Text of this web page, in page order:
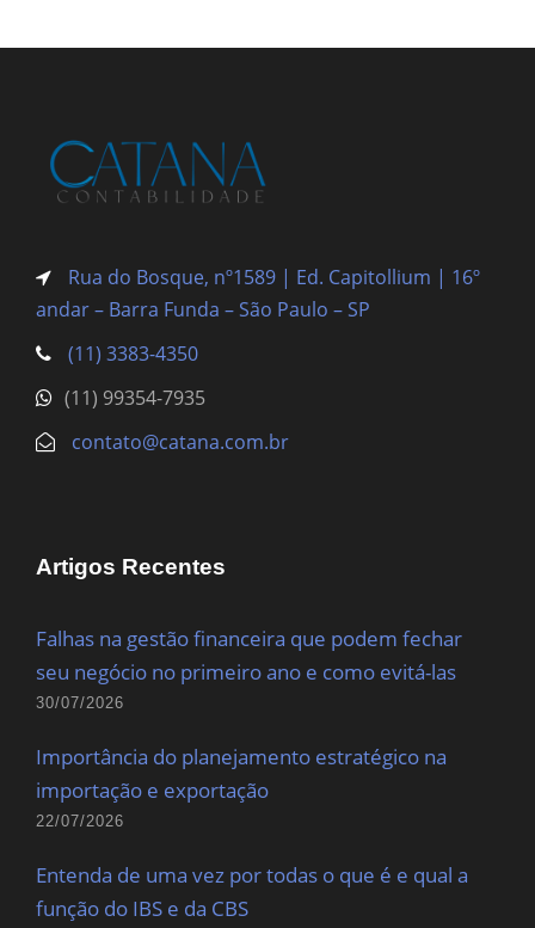
Rua do Bosque, nº1589 | Ed. Capitollium | 16º
andar – Barra Funda – São Paulo – SP
(11) 3383-4350
(11) 99354-7935
contato@catana.com.br
Artigos Recentes
Falhas na gestão financeira que podem fechar
seu negócio no primeiro ano e como evitá-las
30/07/2026
Importância do planejamento estratégico na
importação e exportação
22/07/2026
Entenda de uma vez por todas o que é e qual a
função do IBS e da CBS